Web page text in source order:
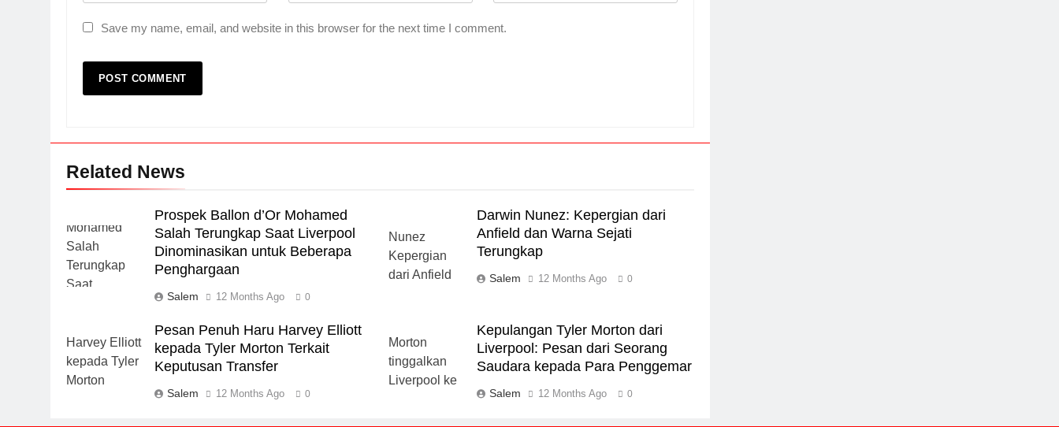
Save my name, email, and website in this browser for the next time I comment.
Related News
Prospek Ballon d’Or Mohamed
Salah Terungkap Saat Liverpool
Dinominasikan untuk Beberapa
Penghargaan
Salem 12 Months Ago 0
Darwin Nunez: Kepergian dari
Anfield dan Warna Sejati
Terungkap
Salem 12 Months Ago 0
Pesan Penuh Haru Harvey Elliott
kepada Tyler Morton Terkait
Keputusan Transfer
Salem 12 Months Ago 0
Kepulangan Tyler Morton dari
Liverpool: Pesan dari Seorang
Saudara kepada Para Penggemar
Salem 12 Months Ago 0